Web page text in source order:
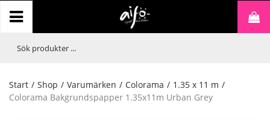
Start / Shop / Varumärken / Colorama / 1.35 x 11 m /
Colorama Bakgrundspapper 1.35x11m Urban Grey